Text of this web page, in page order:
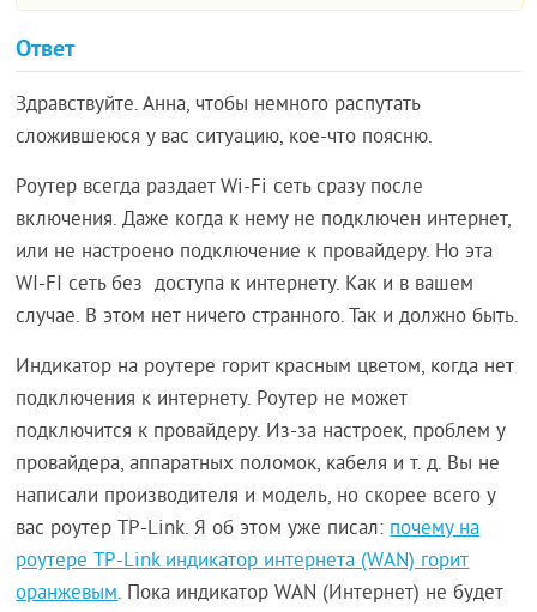
Ответ
Здравствуйте. Анна, чтобы немного распутать
сложившеюся у вас ситуацию, кое-что поясню.
Роутер всегда раздает Wi-Fi сеть сразу после
включения. Даже когда к нему не подключен интернет,
или не настроено подключение к провайдеру. Но эта
WI-FI сеть без доступа к интернету. Как и в вашем
случае. В этом нет ничего странного. Так и должно быть.
Индикатор на роутере горит красным цветом, когда нет
подключения к интернету. Роутер не может
подключится к провайдеру. Из-за настроек, проблем у
провайдера, аппаратных поломок, кабеля и т. д. Вы не
написали производителя и модель, но скорее всего у
вас роутер TP-Link. Я об этом уже писал:почему на
роутере TP-Link индикатор интернета (WAN) горит
оранжевым. Пока индикатор WAN (Интернет) не будет